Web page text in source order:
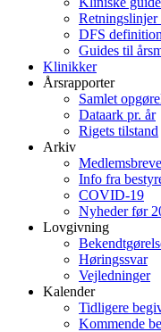
Retningslinjer
DFS
Guides til
Klinikker
Årsrapporter
Samlet
Dataark pr. år
Rigets tilstand
Arkiv
Medlemsbreve
Info fra
COVID-19
Nyheder før
Lovgivning
Høringssvar
Vejledninger
Kalender
Tidligere
Kommende